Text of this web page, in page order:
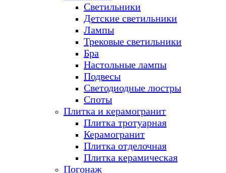
Светильники
Детские светильники
Лампы
Трековые светильники
Бра
Настольные лампы
Подвесы
Светодиодные люстры
Споты
Плитка и керамогранит
Плитка тротуарная
Керамогранит
Плитка отделочная
Плитка керамическая
Погонаж